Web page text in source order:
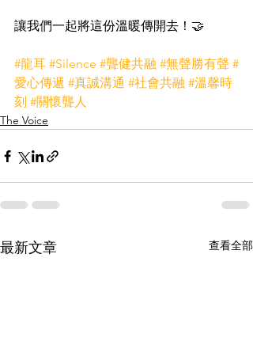
讓我們一起將這份溫暖傳開去！🤝
#龍耳 #Silence #聾健共融 #無聲勝有聲 #
愛心傳遞 #真誠溝通 #社會共融 #溫馨時
刻 #關懷聾人
The Voice
最新文章 查看全部